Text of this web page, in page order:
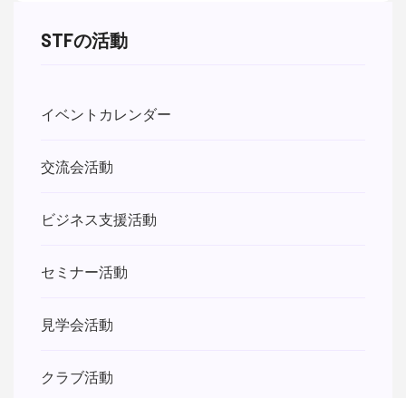
STFの活動
イベントカレンダー
交流会活動
ビジネス支援活動
セミナー活動
見学会活動
クラブ活動